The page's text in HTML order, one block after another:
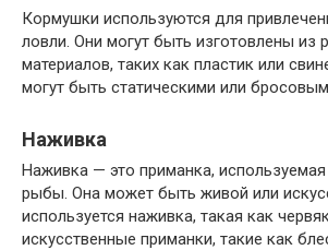
Кормушки используются для
ловли. Они могут быть изготовлены из
материалов, таких как пластик или
могут быть статическими или
Наживка
Наживка — это приманка,
рыбы. Она может быть живой или
используется наживка, такая как
искусственные приманки, такие как